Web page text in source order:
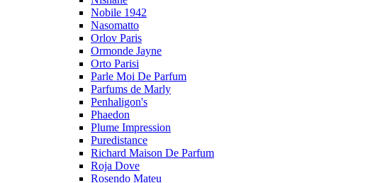
Nobile 1942
Nasomatto
Orlov Paris
Ormonde Jayne
Orto Parisi
Parle Moi De Parfum
Parfums de Marly
Penhaligon's
Phaedon
Plume Impression
Puredistance
Richard Maison De Parfum
Roja Dove
Rosendo Mateu